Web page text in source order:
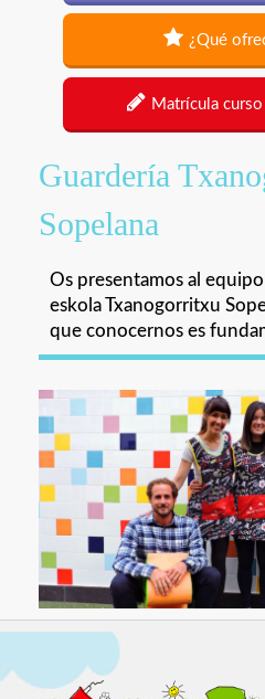
¿Qué
Matrícula
Guardería
Sopelana
Os presentamos al
eskola Txanogorritxu
que conocernos es